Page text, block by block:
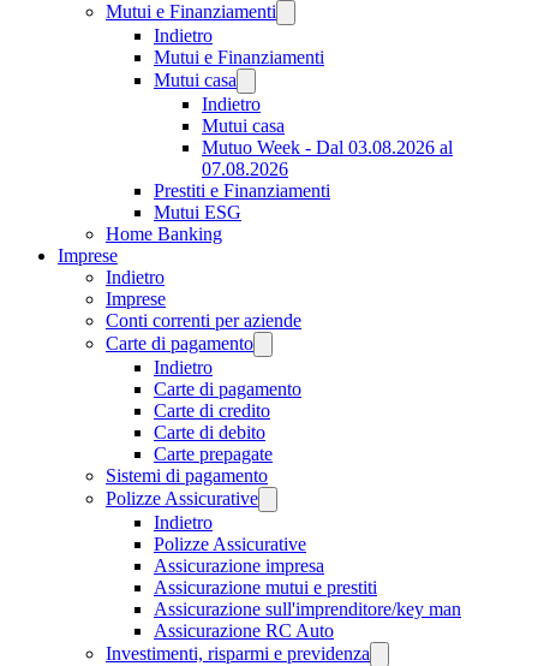
Mutui e Finanziamenti
Indietro
Mutui e Finanziamenti
Mutui casa
Indietro
Mutui casa
Mutuo Week - Dal 03.08.2026 al
07.08.2026
Prestiti e Finanziamenti
Mutui ESG
Home Banking
Imprese
Indietro
Imprese
Conti correnti per aziende
Carte di pagamento
Indietro
Carte di pagamento
Carte di credito
Carte di debito
Carte prepagate
Sistemi di pagamento
Polizze Assicurative
Indietro
Polizze Assicurative
Assicurazione impresa
Assicurazione mutui e prestiti
Assicurazione sull'imprenditore/key man
Assicurazione RC Auto
Investimenti, risparmi e previdenza